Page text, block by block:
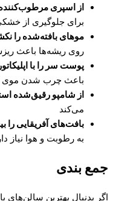
از اسپری
برای جلوگیری از
موهای بافته‌شده را
روی ریشه‌ها باعث
پوست سر را با
باعث چرب شدن موی
از شامپو رقیق‌شده
می‌کند
بافت‌های آفریقایی را بیشتر از ۸ هفته
به رطوبت و هوا نیاز
جمع بندی
اگر بدنبال بهترین سالن‌های